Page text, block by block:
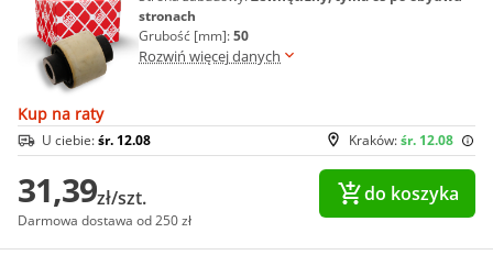
stronach
Grubość [mm]:50
Rozwiń więcej danych
Kup na raty
Kraków:śr. 12.08
U ciebie:śr. 12.08
31,39zł/szt.
Darmowa dostawa od 250 zł
do koszyka